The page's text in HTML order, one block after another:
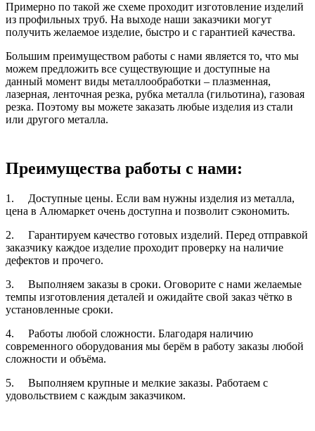
Примерно по такой же схеме проходит изготовление изделий
из профильных труб. На выходе наши заказчики могут
получить желаемое изделие, быстро и с гарантией качества.
Большим преимуществом работы с нами является то, что мы
можем предложить все существующие и доступные на
данный момент виды металлообработки – плазменная,
лазерная, ленточная резка, рубка металла (гильотина), газовая
резка. Поэтому вы можете заказать любые изделия из стали
или другого металла.
Преимущества работы с нами:
1.
Доступные цены. Если вам нужны изделия из металла,
цена в Алюмаркет очень доступна и позволит сэкономить.
2.
Гарантируем качество готовых изделий. Перед отправкой
заказчику каждое изделие проходит проверку на наличие
дефектов и прочего.
3.
Выполняем заказы в сроки. Оговорите с нами желаемые
темпы изготовления деталей и ожидайте свой заказ чётко в
установленные сроки.
4.
Работы любой сложности. Благодаря наличию
современного оборудования мы берём в работу заказы любой
сложности и объёма.
5.
Выполняем крупные и мелкие заказы. Работаем с
удовольствием с каждым заказчиком.